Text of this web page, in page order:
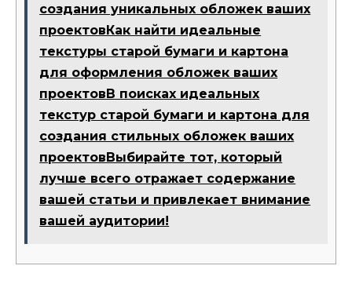
создания уникальных обложек ваших
проектовКак найти идеальные
текстуры старой бумаги и картона
для оформления обложек ваших
проектовВ поисках идеальных
текстур старой бумаги и картона для
создания стильных обложек ваших
проектовВыбирайте тот, который
лучше всего отражает содержание
вашей статьи и привлекает внимание
вашей аудитории!